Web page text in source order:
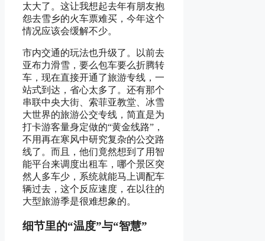
太大了。这让我想起去年有朋友抱
怨去雪乡的火车票难买，今年这个
情况应该会缓解不少。
市内交通的玩法也升级了。以前去
亚布力滑雪，要么包车要么折腾转
车，现在直接开通了旅游专线，一
站式到达，省心太多了。还有那个
串联中央大街、索菲亚教堂、冰雪
大世界的旅游公交专线，简直是为
打卡游客量身定做的“黄金线路”，
不用再在寒风中研究复杂的公交路
线了。而且，他们竟然想到了用智
能平台来调度出租车，哪个景区突
然人多车少，系统就能马上调配车
辆过去，这个反应速度，在以往的
大型旅游季是很难想象的。
细节里的“温度”与“智慧”